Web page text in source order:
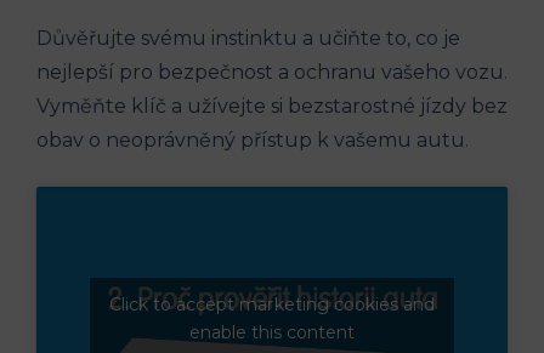
Důvěřujte svému instinktu a učiňte to, co​ je
nejlepší pro ‌bezpečnost ⁢a ​ochranu vašeho vozu.
Vyměňte ‍klíč⁣ a⁢ užívejte si bezstarostné​ jízdy bez
obav o neoprávněný ‍přístup k‌ vašemu autu.
Click to accept marketing cookies and
enable this content